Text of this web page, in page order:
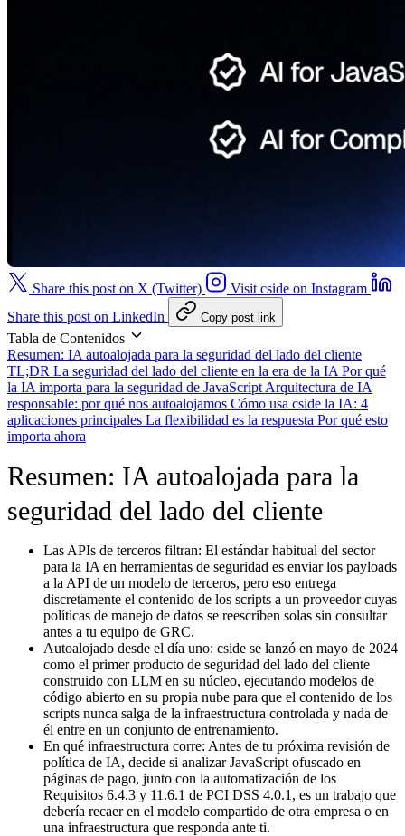
Share this post on X (Twitter)
Visit cside on Instagram
Share this post on LinkedIn
Copy post link
Tabla de Contenidos
Resumen: IA autoalojada para la seguridad del lado del cliente
TL;DR La seguridad del lado del cliente en la era de la IA Por qué
la IA importa para la seguridad de JavaScript Arquitectura de IA
responsable: por qué nos autoalojamos Cómo usa cside la IA: 4
aplicaciones principales La flexibilidad es la respuesta Por qué esto
importa ahora
Resumen: IA autoalojada para la
seguridad del lado del cliente
Las APIs de terceros filtran: El estándar habitual del sector
para la IA en herramientas de seguridad es enviar los payloads
a la API de un modelo de terceros, pero eso entrega
discretamente el contenido de los scripts a un proveedor cuyas
políticas de manejo de datos se reescriben solas sin consultar
antes a tu equipo de GRC.
Autoalojado desde el día uno: cside se lanzó en mayo de 2024
como el primer producto de seguridad del lado del cliente
construido con LLM en su núcleo, ejecutando modelos de
código abierto en su propia nube para que el contenido de los
scripts nunca salga de la infraestructura controlada y nada de
él entre en un conjunto de entrenamiento.
En qué infraestructura corre: Antes de tu próxima revisión de
política de IA, decide si analizar JavaScript ofuscado en
páginas de pago, junto con la automatización de los
Requisitos 6.4.3 y 11.6.1 de PCI DSS 4.0.1, es un trabajo que
debería recaer en el modelo compartido de otra empresa o en
una infraestructura que responda ante ti.